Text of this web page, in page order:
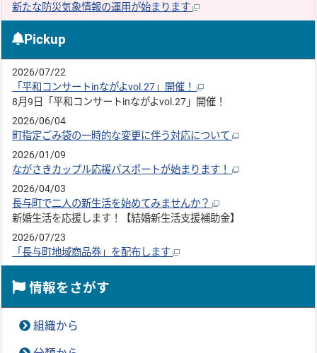
新たな防災気象情報の運用が始まります
Pickup
2026/07/22
「平和コンサートinながよvol.27」開催！
8月9日「平和コンサートinながよvol.27」開催！
2026/06/04
町指定ごみ袋の一時的な変更に伴う対応について
2026/01/09
ながさきカップル応援パスポートが始まります！
2026/04/03
長与町で二人の新生活を始めてみませんか？
新婚生活を応援します！【結婚新生活支援補助金】
2026/07/23
「長与町地域商品券」を配布します
情報をさがす
組織から